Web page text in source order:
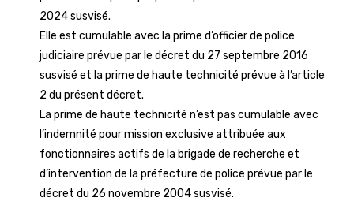
2024 susvisé.
Elle est cumulable avec la prime d’officier de police
judiciaire prévue par le décret du 27 septembre 2016
susvisé et la prime de haute technicité prévue à l’article
2 du présent décret.
La prime de haute technicité n’est pas cumulable avec
l’indemnité pour mission exclusive attribuée aux
fonctionnaires actifs de la brigade de recherche et
d’intervention de la préfecture de police prévue par le
décret du 26 novembre 2004 susvisé.